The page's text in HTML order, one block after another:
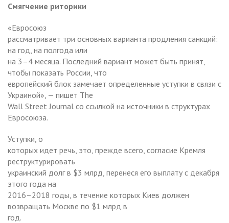
Смягчение риторики
«Евросоюз
рассматривает три основных варианта продления санкций:
на год, на полгода или
на 3–4 месяца. Последний вариант может быть принят,
чтобы показать России, что
европейский блок замечает определенные уступки в связи с
Украиной», — пишет The
Wall Street Journal со ссылкой на источники в структурах
Евросоюза.
Уступки, о
которых идет речь, это, прежде всего, согласие Кремля
реструктурировать
украинский долг в $3 млрд, перенеся его выплату с декабря
этого года на
2016–2018 годы, в течение которых Киев должен
возвращать Москве по $1 млрд в
год.